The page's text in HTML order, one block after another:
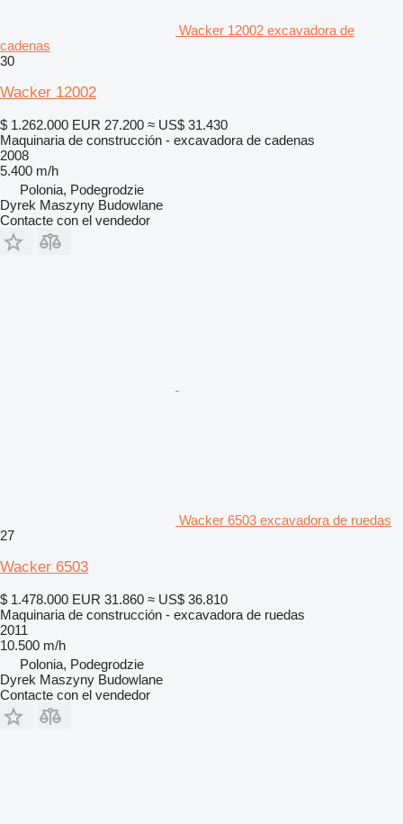
Wacker 12002 excavadora de
cadenas
30
Wacker 12002
$ 1.262.000 EUR 27.200 ≈ US$ 31.430
Maquinaria de construcción - excavadora de cadenas
2008
5.400 m/h
Polonia, Podegrodzie
Dyrek Maszyny Budowlane
Contacte con el vendedor
Wacker 6503 excavadora de ruedas
27
Wacker 6503
$ 1.478.000 EUR 31.860 ≈ US$ 36.810
Maquinaria de construcción - excavadora de ruedas
2011
10.500 m/h
Polonia, Podegrodzie
Dyrek Maszyny Budowlane
Contacte con el vendedor